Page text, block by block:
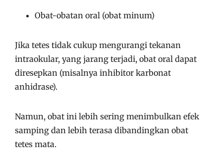
Obat-obatan oral (obat minum)
Jika tetes tidak cukup mengurangi tekanan
intraokular, yang jarang terjadi, obat oral dapat
diresepkan (misalnya inhibitor karbonat
anhidrase).
Namun, obat ini lebih sering menimbulkan efek
samping dan lebih terasa dibandingkan obat
tetes mata.